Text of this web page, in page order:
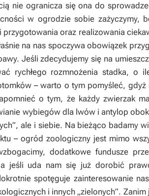
nie ogranicza się ona do
w ogrodzie sobie zażyczymy,
przygotowania oraz realizowania
na nas spoczywa obowiązek
Jeśli zdecydujemy się na
rychłego rozmnożenia stadka, o
– warto o tym pomyśleć,
o tym, że każdy zwierzak
wybiegów dla lwów i antylop
ale i siebie. Na bieżąco badamy
– ogród zoologiczny jest mimo
dodatkowe fundusze
jeśli uda nam się już dorobić
spotęguje zainteresowanie
i innych „zielonych”.